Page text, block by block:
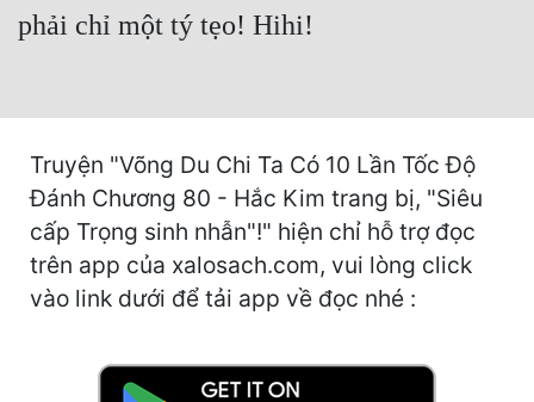
Khoa Huyễn Không Gian
Kinh Dị
Kiếm Hiệp
phải chỉ một tý tẹo! Hihi!
Truyện "Võng Du Chi Ta Có 10 Lần Tốc Độ
Đánh Chương 80 - Hắc Kim trang bị, "Siêu
cấp Trọng sinh nhẫn"!" hiện chỉ hỗ trợ đọc
trên app của xalosach.com, vui lòng click
vào link dưới để tải app về đọc nhé :